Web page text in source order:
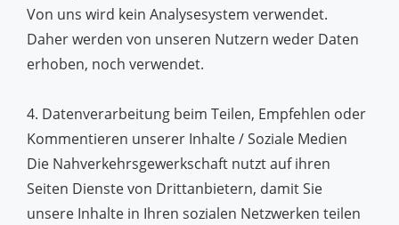
Von uns wird kein Analysesystem verwendet.
Daher werden von unseren Nutzern weder Daten
erhoben, noch verwendet.
4. Datenverarbeitung beim Teilen, Empfehlen oder
Kommentieren unserer Inhalte / Soziale Medien
Die Nahverkehrsgewerkschaft nutzt auf ihren
Seiten Dienste von Drittanbietern, damit Sie
unsere Inhalte in Ihren sozialen Netzwerken teilen